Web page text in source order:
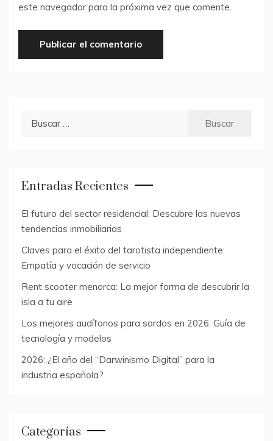
este navegador para la próxima vez que comente.
Entradas Recientes
El futuro del sector residencial: Descubre las nuevas
tendencias inmobiliarias
Claves para el éxito del tarotista independiente:
Empatía y vocación de servicio
Rent scooter menorca: La mejor forma de descubrir la
isla a tu aire
Los mejores audífonos para sordos en 2026: Guía de
tecnología y modelos
2026: ¿El año del “Darwinismo Digital” para la
industria española?
Categorías